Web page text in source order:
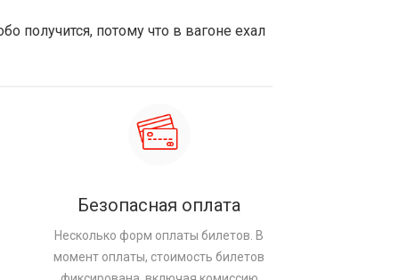
получится, потому что в вагоне ехал
Безопасная оплата
Несколько форм оплаты билетов. В
момент оплаты, стоимость билетов